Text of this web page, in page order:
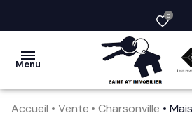
0
Menu
Accueil Vente Charsonville